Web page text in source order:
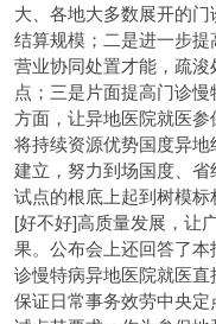
大、各地大多数展开的
结算规模；二是进一步
营业协同处置才能，疏
点；三是片面提高门诊
方面，让异地医院就医
将持续资源优势国度异
建立，努力到场国度、
试点的根底上起到树模
[好不好]高质量发展，让
果。公布会上还回答了
诊慢特病异地医院就医
保证日常事务效劳中央